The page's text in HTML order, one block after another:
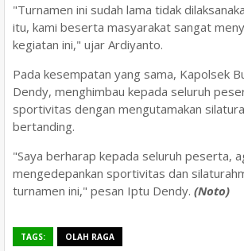
"Turnamen ini sudah lama tidak
itu, kami beserta masyarakat sangat
kegiatan ini," ujar Ardiyanto.
Pada kesempatan yang sama, Kapolsek
Dendy, menghimbau kepada seluruh
sportivitas dengan mengutamakan
bertanding.
"Saya berharap kepada seluruh peserta,
mengedepankan sportivitas dan
turnamen ini," pesan Iptu Dendy. (Noto)
TAGS: OLAH RAGA